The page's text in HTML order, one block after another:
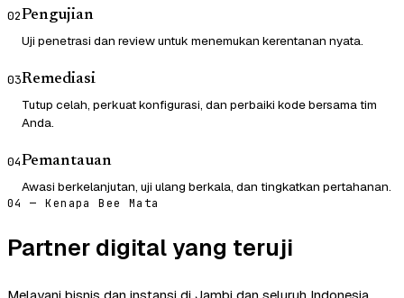
02Pengujian
Uji penetrasi dan review untuk menemukan kerentanan nyata.
03Remediasi
Tutup celah, perkuat konfigurasi, dan perbaiki kode bersama tim
Anda.
04Pemantauan
Awasi berkelanjutan, uji ulang berkala, dan tingkatkan pertahanan.
04 — Kenapa Bee Mata
Partner digital yang teruji